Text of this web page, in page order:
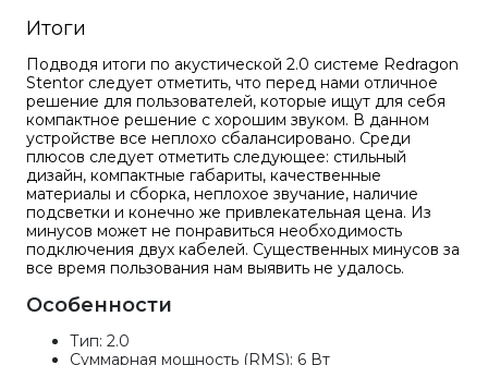
Итоги
Подводя итоги по акустической 2.0 системе Redragon
Stentor следует отметить, что перед нами отличное
решение для пользователей, которые ищут для себя
компактное решение с хорошим звуком. В данном
устройстве все неплохо сбалансировано. Среди
плюсов следует отметить следующее: стильный
дизайн, компактные габариты, качественные
материалы и сборка, неплохое звучание, наличие
подсветки и конечно же привлекательная цена. Из
минусов может не понравиться необходимость
подключения двух кабелей. Существенных минусов за
все время пользования нам выявить не удалось.
Особенности
Тип: 2.0
Суммарная мощность (RMS): 6 Вт